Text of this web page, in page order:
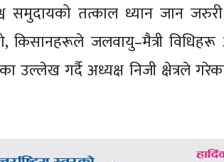
समुदायको तत्काल ध्यान जान
किसानहरूले जलवायु–मैत्री
गर्दै अध्यक्ष निजी क्षेत्रले